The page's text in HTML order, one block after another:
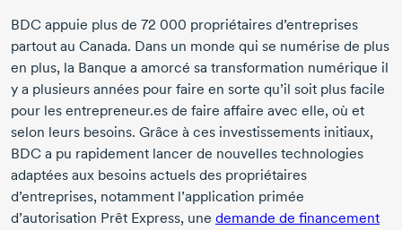
BDC appuie plus de 72 000 propriétaires d’entreprises
partout au Canada. Dans un monde qui se numérise de plus
en plus, la Banque a amorcé sa transformation numérique il
y a plusieurs années pour faire en sorte qu’il soit plus facile
pour les entrepreneur.es de faire affaire avec elle, où et
selon leurs besoins. Grâce à ces investissements initiaux,
BDC a pu rapidement lancer de nouvelles technologies
adaptées aux besoins actuels des propriétaires
d’entreprises, notamment l’application primée
d’autorisation Prêt Express, une demande de financement